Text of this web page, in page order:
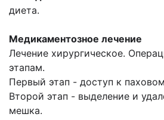
диета.
Медикаментозное лечение
Лечение хирургическое.
этапам.
Первый этап - доступ к
Второй этап - выделение и
мешка.